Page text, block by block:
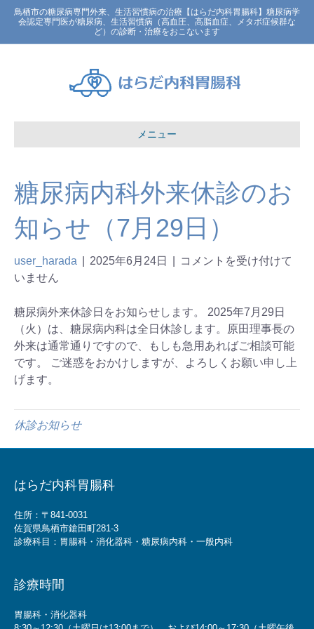
鳥栖市の糖尿病専門外来、生活習慣病の治療【はらだ内科胃腸科】糖尿病学
会認定専門医が糖尿病、生活習慣病（高血圧、高脂血症、メタボ症候群な
ど）の診断・治療をおこないます
メニュー
糖尿病内科外来休診のお
知らせ（7月29日）
user_harada 2025年6月24日
コメントを受け付けて
いません
糖尿病外来休診日をお知らせします。 2025年7月29日
（火）は、糖尿病内科は全日休診します。原田理事長の
外来は通常通りですので、もしも急用あればご相談可能
です。 ご迷惑をおかけしますが、よろしくお願い申し上
げます。
休診お知らせ
はらだ内科胃腸科
住所：〒841-0031
佐賀県鳥栖市鎗田町281-3
診療科目：胃腸科・消化器科・糖尿病内科・一般内科
診療時間
胃腸科・消化器科